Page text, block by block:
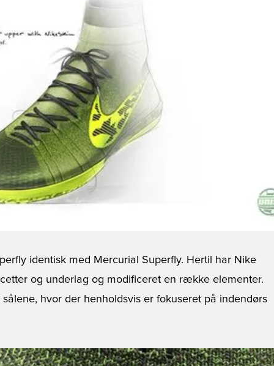
identisk med Mercurial Superfly. Hertil har Nike
og underlag og modificeret en række elementer.
hvor der henholdsvis er fokuseret på indendørs